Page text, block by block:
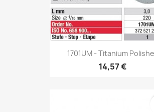
1701UM - Titanium
14,57 €